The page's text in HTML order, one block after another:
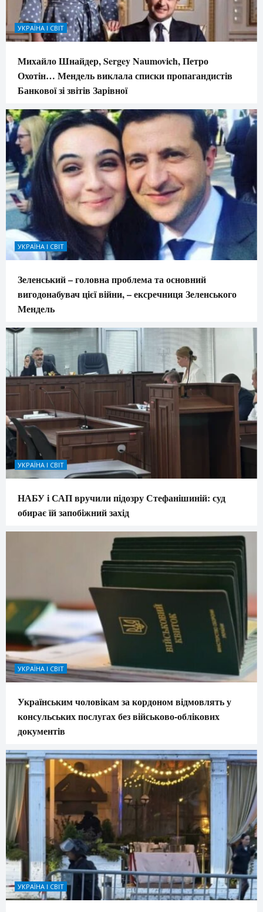
УКРАЇНА І СВІТ
Михайло Шнайдер, Sergey Naumovich, Петро
Охотін… Мендель виклала списки пропагандистів
Банкової зі звітів Зарівної
УКРАЇНА І СВІТ
Зеленський – головна проблема та основний
вигодонабувач цієї війни, – ексречниця Зеленського
Мендель
УКРАЇНА І СВІТ
НАБУ і САП вручили підозру Стефанішиній: суд
обирає їй запобіжний захід
УКРАЇНА І СВІТ
Українським чоловікам за кордоном відмовлять у
консульських послугах без військово-облікових
документів
УКРАЇНА І СВІТ